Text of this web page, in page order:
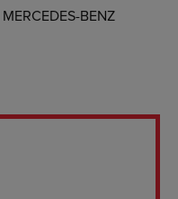
MERCEDES-BENZ